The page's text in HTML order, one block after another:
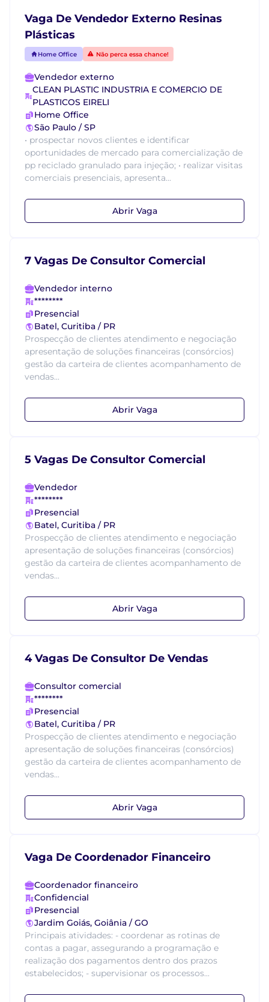
Vaga De Vendedor Externo Resinas
Plásticas
Home Office Não perca essa chance!
Vendedor externo
CLEAN PLASTIC INDUSTRIA E COMERCIO DE
PLASTICOS EIRELI
Home Office
São Paulo / SP
• prospectar novos clientes e identificar
oportunidades de mercado para comercialização de
pp reciclado granulado para injeção; • realizar visitas
comerciais presenciais, apresenta...
Abrir Vaga
7 Vagas De Consultor Comercial
Vendedor interno
********
Presencial
Batel, Curitiba / PR
Prospecção de clientes atendimento e negociação
apresentação de soluções financeiras (consórcios)
gestão da carteira de clientes acompanhamento de
vendas...
Abrir Vaga
5 Vagas De Consultor Comercial
Vendedor
********
Presencial
Batel, Curitiba / PR
Prospecção de clientes atendimento e negociação
apresentação de soluções financeiras (consórcios)
gestão da carteira de clientes acompanhamento de
vendas...
Abrir Vaga
4 Vagas De Consultor De Vendas
Consultor comercial
********
Presencial
Batel, Curitiba / PR
Prospecção de clientes atendimento e negociação
apresentação de soluções financeiras (consórcios)
gestão da carteira de clientes acompanhamento de
vendas...
Abrir Vaga
Vaga De Coordenador Financeiro
Coordenador financeiro
Confidencial
Presencial
Jardim Goiás, Goiânia / GO
Principais atividades: - coordenar as rotinas de
contas a pagar, assegurando a programação e
realização dos pagamentos dentro dos prazos
estabelecidos; - supervisionar os processos...